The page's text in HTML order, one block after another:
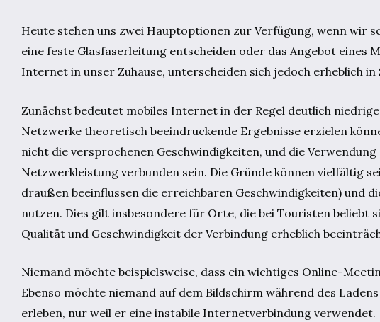
Heute stehen uns zwei Hauptoptionen zur Verfügung, wenn wir
eine feste Glasfaserleitung entscheiden oder das Angebot
Internet in unser Zuhause, unterscheiden sich jedoch erheblich
Zunächst bedeutet mobiles Internet in der Regel deutlich
Netzwerke theoretisch beeindruckende Ergebnisse erzielen
nicht die versprochenen Geschwindigkeiten, und die
Netzwerkleistung verbunden sein. Die Gründe können vielfältig
draußen beeinflussen die erreichbaren Geschwindigkeiten) und
nutzen. Dies gilt insbesondere für Orte, die bei Touristen
Qualität und Geschwindigkeit der Verbindung erheblich
Niemand möchte beispielsweise, dass ein wichtiges Online-
Ebenso möchte niemand auf dem Bildschirm während des
erleben, nur weil er eine instabile Internetverbindung verwendet.